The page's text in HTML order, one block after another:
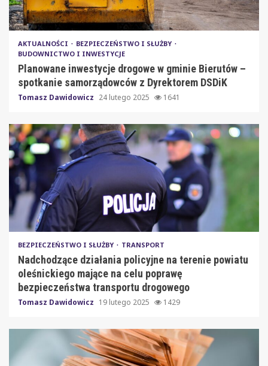
AKTUALNOŚCI
BEZPIECZEŃSTWO I SŁUŻBY
BUDOWNICTWO I INWESTYCJE
Planowane inwestycje drogowe w gminie Bierutów –
spotkanie samorządowców z Dyrektorem DSDiK
Tomasz Dawidowicz 24 lutego 2025 1641
BEZPIECZEŃSTWO I SŁUŻBY TRANSPORT
Nadchodzące działania policyjne na terenie powiatu
oleśnickiego mające na celu poprawę
bezpieczeństwa transportu drogowego
Tomasz Dawidowicz 19 lutego 2025 1429